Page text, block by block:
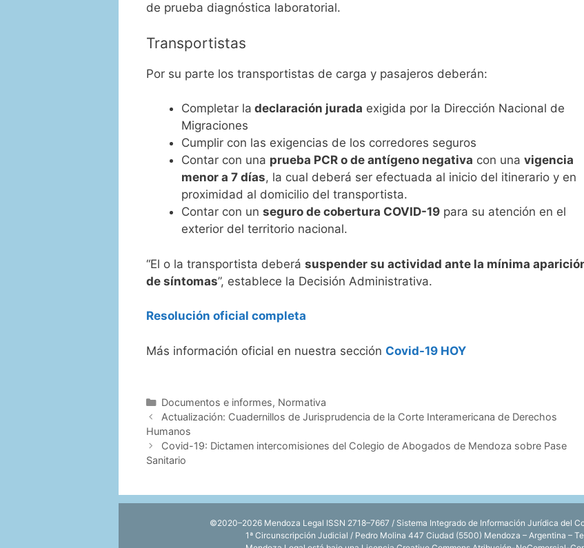
de prueba diagnóstica laboratorial.
Transportistas
Por su parte los transportistas de carga y pasajeros deberán:
Completar la declaración jurada exigida por la Dirección Nacional de
Migraciones
Cumplir con las exigencias de los corredores seguros
Contar con una prueba PCR o de antígeno negativa con una vigencia
menor a 7 días, la cual deberá ser efectuada al inicio del itinerario y en
proximidad al domicilio del transportista.
Contar con un seguro de cobertura COVID-19 para su atención en el
exterior del territorio nacional.
“El o la transportista deberá suspender su actividad ante la mínima
de síntomas”, establece la Decisión Administrativa.
Resolución oficial completa
Más información oficial en nuestra sección Covid-19 HOY
Categorías
Documentos e informes, Normativa
Actualización: Cuadernillos de Jurisprudencia de la Corte Interamericana de Derechos
Humanos
Covid-19: Dictamen intercomisiones del Colegio de Abogados de Mendoza sobre Pase
Sanitario
©2020–2026 Mendoza Legal ISSN 2718–7667 / Sistema Integrado de Información Jurídica del
1ª Circunscripción Judicial / Pedro Molina 447 Ciudad (5500) Mendoza – Argentina –